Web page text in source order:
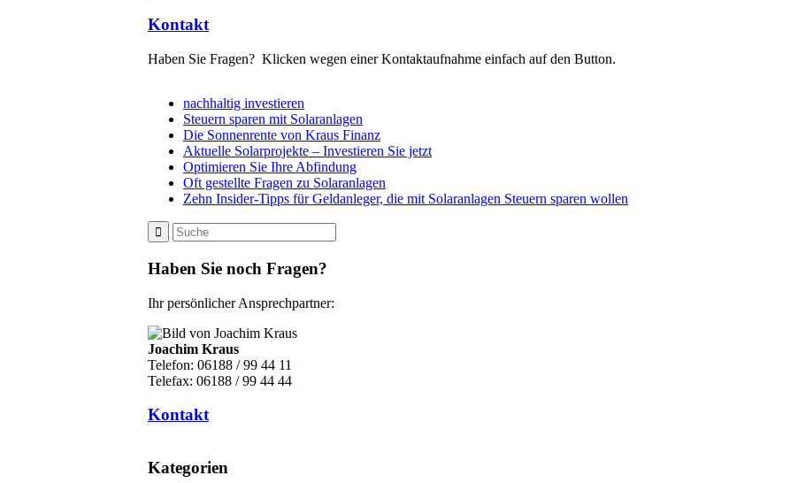
Kontakt
Haben Sie Fragen? Klicken wegen einer Kontaktaufnahme einfach auf den Button.
nachhaltig investieren
Steuern sparen mit Solaranlagen
Die Sonnenrente von Kraus Finanz
Aktuelle Solarprojekte – Investieren Sie jetzt
Optimieren Sie Ihre Abfindung
Oft gestellte Fragen zu Solaranlagen
Zehn Insider-Tipps für Geldanleger, die mit Solaranlagen Steuern sparen wollen
Haben Sie noch Fragen?
Ihr persönlicher Ansprechpartner:
Joachim Kraus
Telefon: 06188 / 99 44 11
Telefax: 06188 / 99 44 44
Kontakt
Kategorien